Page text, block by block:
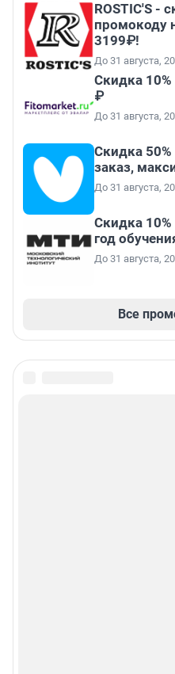
ROSTIC'S -
промокоду
3199₽!
До 31 августа,
Скидка 10%
₽
До 31 августа,
Скидка
заказ,
До 31 августа,
Скидка
год
До 31 августа,
Все